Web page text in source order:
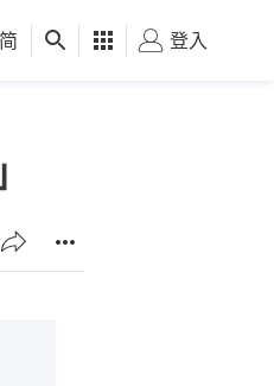
健康 好食玩飛
简 登入